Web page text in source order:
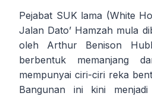
Pejabat SUK lama (White
Jalan Dato’ Hamzah mula
oleh Arthur Benison
berbentuk memanjang
mempunyai ciri-ciri reka
Bangunan ini kini